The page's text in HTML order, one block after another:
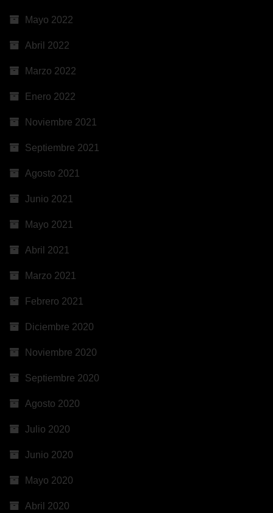
Mayo 2022
Abril 2022
Marzo 2022
Enero 2022
Noviembre 2021
Septiembre 2021
Agosto 2021
Junio 2021
Mayo 2021
Abril 2021
Marzo 2021
Febrero 2021
Diciembre 2020
Noviembre 2020
Septiembre 2020
Agosto 2020
Julio 2020
Junio 2020
Mayo 2020
Abril 2020